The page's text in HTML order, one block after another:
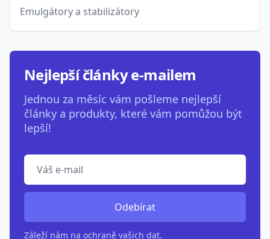
Emulgátory a stabilizátory
Nejlepší články e-mailem
Jednou za měsíc vám pošleme nejlepší
články a produkty, které vám pomůžou být
lepší!
Odebírat
Záleží nám na ochraně vašich dat.